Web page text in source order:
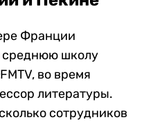
Франции
среднюю школу
во время
литературы.
сотрудников